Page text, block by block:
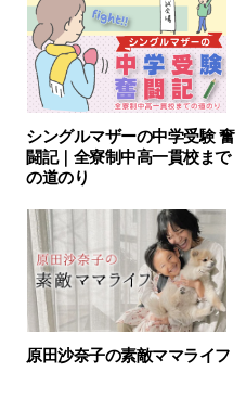
シングルマザーの中学受験 奮
闘記｜全寮制中高一貫校まで
の道のり
原田沙奈子の素敵ママライフ